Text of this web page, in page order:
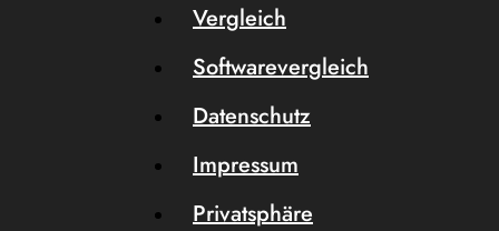
Vergleich
Softwarevergleich
Datenschutz
Impressum
Privatsphäre